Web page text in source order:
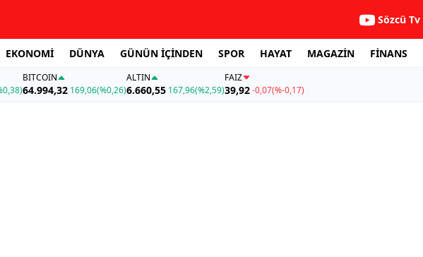
Sözcü Tv
EKONOMİ DÜNYA GÜNÜN İÇİNDEN SPOR HAYAT MAGAZİN FİNANS
BITCOIN
64.994,32 169,06(%0,26)
ALTIN
6.660,55 167,96(%2,59)
FAİZ
39,92-0,07(%-0,17)